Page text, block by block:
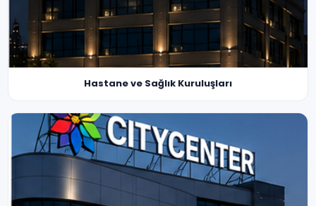
Hastane ve Sağlık Kuruluşları